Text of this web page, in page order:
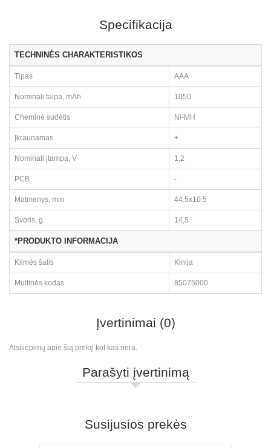
Specifikacija
TECHNINĖS CHARAKTERISTIKOS
Tipas AAA
Nominali talpa, mAh 1050
Cheminė sudėtis Ni-MH
Įkraunamas +
Nominali įtampa, V 1,2
PCB -
Matmenys, mm 44.5x10.5
Svoris, g 14,5
*PRODUKTO INFORMACIJA
Kilmės šalis Kinija
Muitinės kodas 85075000
Įvertinimai (0)
Atsiliepimų apie šią prekę kol kas nėra.
Parašyti įvertinimą
Susijusios prekės